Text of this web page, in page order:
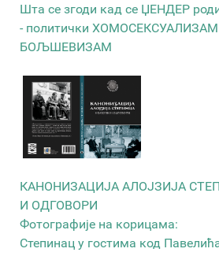
Шта се згоди кад се ЏЕНДЕР
- политички ХОМОСЕКСУАЛИЗАМ
БОЉШЕВИЗАМ
КАНОНИЗАЦИЈА АЛОЈЗИЈА
И ОДГОВОРИ
Фотографије на корицама:
Степинац у гостима код